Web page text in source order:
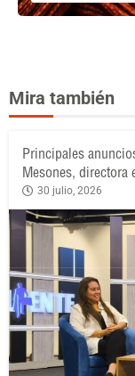
Mira también
Principales
Mesones, directora
30 julio, 2026